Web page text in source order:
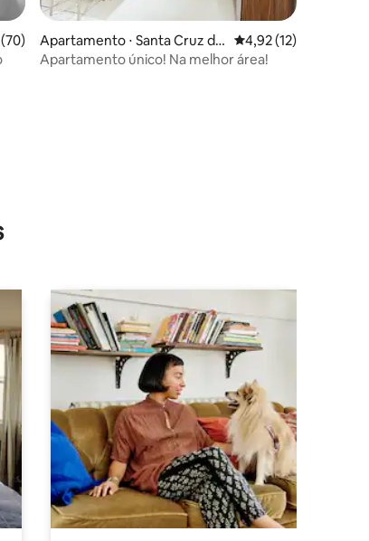
uma avaliação média de 5, 70 avaliações
Apartamento ⋅ Santa Cruz de
la Sierra
4,92 de uma
4,92 (12)
Apartamento único! Na melhor área!